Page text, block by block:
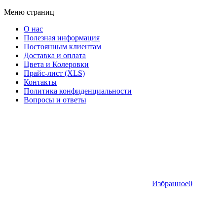
Меню страниц
О нас
Полезная информация
Постоянным клиентам
Доставка и оплата
Цвета и Колеровки
Прайс-лист (XLS)
Контакты
Политика конфиденциальности
Вопросы и ответы
Избранное0